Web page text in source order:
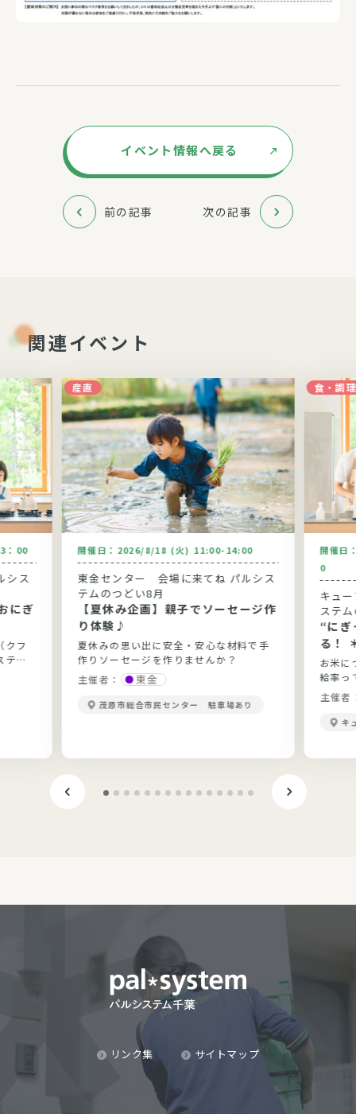
イベント情報へ戻る
前の記事 次の記事
関連イベント
：00
シス
にぎ
クフ
テム
産直
開催日： 2026/8/18 (火) 11:00-14:00
東金センター 会場に来てね パルシス
テムのつどい8月
【夏休み企画】親子でソーセージ作
り体験♪
夏休みの思い出に安全・安心な材料で手
作りソーセージを作りませんか？
主催者：
東金
茂原市総合市民センター 駐車場あり
食・調理
開催日
0
キュ
ステ
“にぎ
る！
お米に
給率っ
当？
きます
主催者
キ
リンク集 サイトマップ